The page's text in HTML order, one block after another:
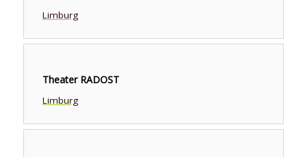
Limburg
Theater RADOST
Limburg